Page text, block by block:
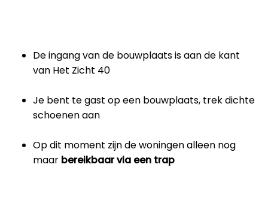
De ingang van de bouwplaats is aan de kant
van Het Zicht 40
Je bent te gast op een bouwplaats, trek dichte
schoenen aan
Op dit moment zijn de woningen alleen nog
maar bereikbaar via een trap